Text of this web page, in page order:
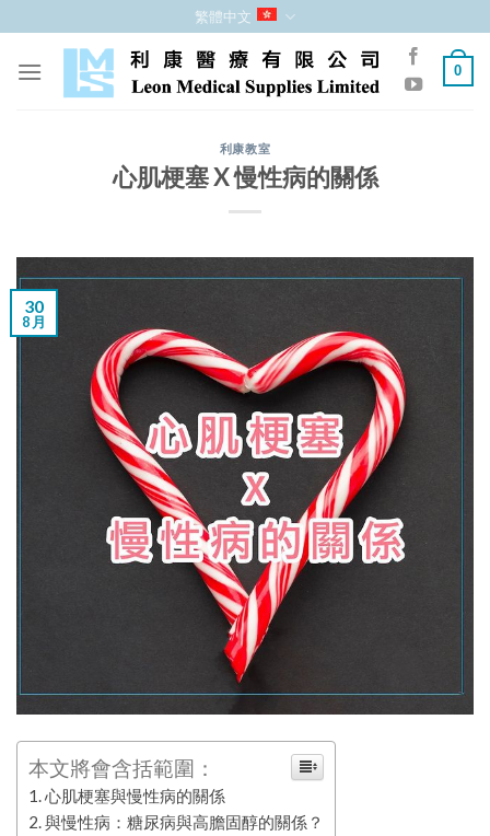
至
繁體中文
0
利康教室
心肌梗塞 X 慢性病的關係
30
8 月
本文將會含括範圍：
心肌梗塞與慢性病的關係
與慢性病：糖尿病與高膽固醇的關係？